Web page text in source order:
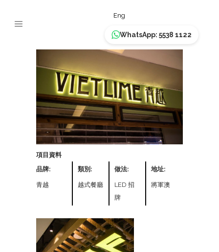
Eng
WhatsApp: 5538 1122
青越
項目資料
品牌:
類別: 做法: 地址:
青越 越式餐廳
LED 招
牌
將軍澳